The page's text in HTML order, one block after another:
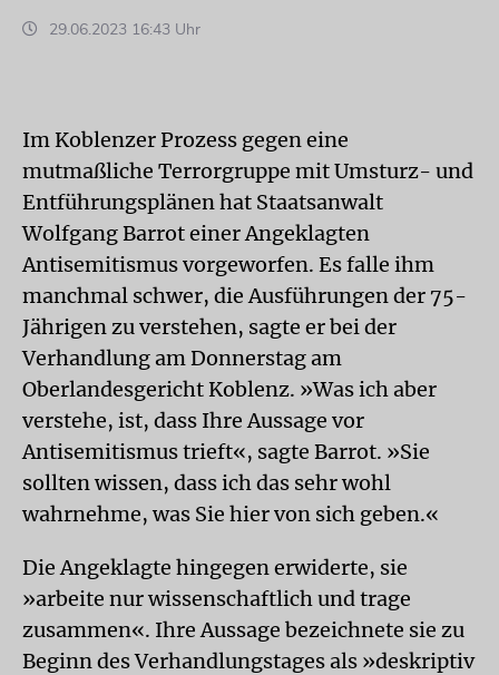
29.06.2023 16:43 Uhr
Im Koblenzer Prozess gegen eine
mutmaßliche Terrorgruppe mit Umsturz- und
Entführungsplänen hat Staatsanwalt
Wolfgang Barrot einer Angeklagten
Antisemitismus vorgeworfen. Es falle ihm
manchmal schwer, die Ausführungen der 75-
Jährigen zu verstehen, sagte er bei der
Verhandlung am Donnerstag am
Oberlandesgericht Koblenz. »Was ich aber
verstehe, ist, dass Ihre Aussage vor
Antisemitismus trieft«, sagte Barrot. »Sie
sollten wissen, dass ich das sehr wohl
wahrnehme, was Sie hier von sich geben.«
Die Angeklagte hingegen erwiderte, sie
»arbeite nur wissenschaftlich und trage
zusammen«. Ihre Aussage bezeichnete sie zu
Beginn des Verhandlungstages als »deskriptiv